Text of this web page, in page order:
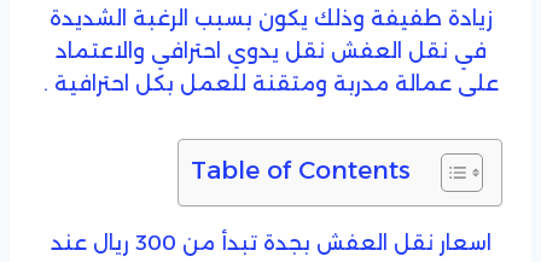
زيادة طفيفة وذلك يكون بسبب الرغبة الشديدة
في نقل العفش نقل يدوي احترافي والاعتماد
على عمالة مدربة ومتقنة للعمل بكل احترافية .
Table of Contents
اسعار نقل العفش بجدة تبدأ من 300 ريال عند